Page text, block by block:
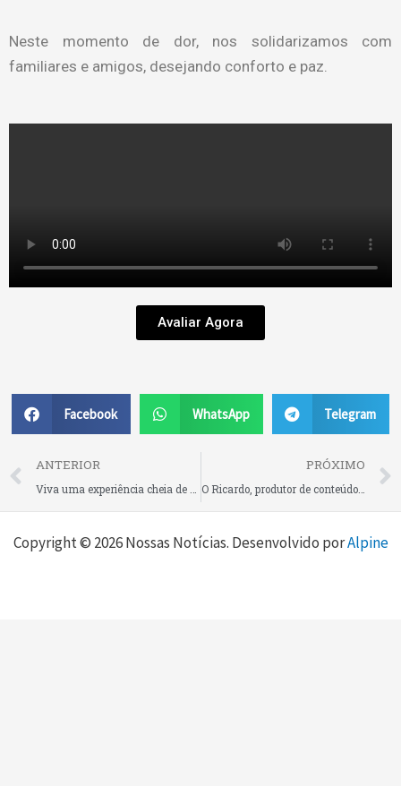
Neste momento de dor, nos solidarizamos com
familiares e amigos, desejando conforto e paz.
Avaliar Agora
Facebook WhatsApp Telegram
Prev
ANTERIOR
Viva uma experiência cheia de sabores no almoço e jantar deste domingo na Serrana Churrascaria e Pizzaria, em Rio Negrinho
PRÓXIMO
O Ricardo, produtor de conteúdo sobre pesca, acabou de comprar um carro novo na Auto Ideal, aqui na Expocar São Bento do Sul
Copyright © 2026 Nossas Notícias. Desenvolvido porAlpine